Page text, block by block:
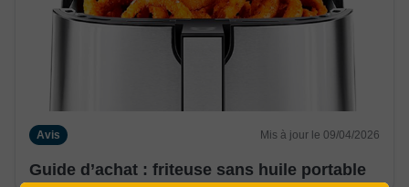
Avis Mis à jour le 09/04/2026
Guide d’achat : friteuse sans huile portable